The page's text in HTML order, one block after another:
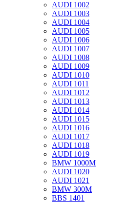
AUDI 1002
AUDI 1003
AUDI 1004
AUDI 1005
AUDI 1006
AUDI 1007
AUDI 1008
AUDI 1009
AUDI 1010
AUDI 1011
AUDI 1012
AUDI 1013
AUDI 1014
AUDI 1015
AUDI 1016
AUDI 1017
AUDI 1018
AUDI 1019
BMW 1000M
AUDI 1020
AUDI 1021
BMW 300M
BBS 1401